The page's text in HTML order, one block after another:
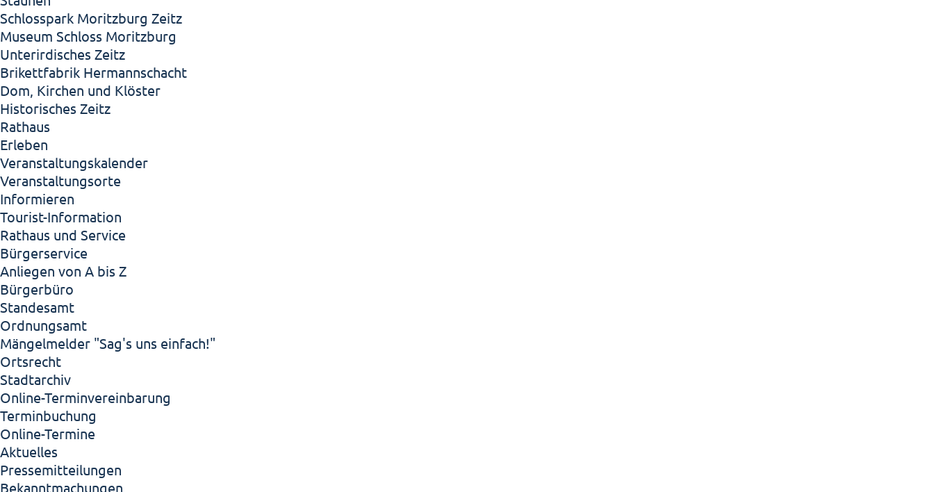
Schlosspark Moritzburg Zeitz
Museum Schloss Moritzburg
Unterirdisches Zeitz
Brikettfabrik Hermannschacht
Dom, Kirchen und Klöster
Historisches Zeitz
Rathaus
Erleben
Veranstaltungskalender
Veranstaltungsorte
Informieren
Tourist-Information
Rathaus und Service
Bürgerservice
Anliegen von A bis Z
Bürgerbüro
Standesamt
Ordnungsamt
Mängelmelder "Sag's uns einfach!"
Ortsrecht
Stadtarchiv
Online-Terminvereinbarung
Terminbuchung
Online-Termine
Aktuelles
Pressemitteilungen
Bekanntmachungen